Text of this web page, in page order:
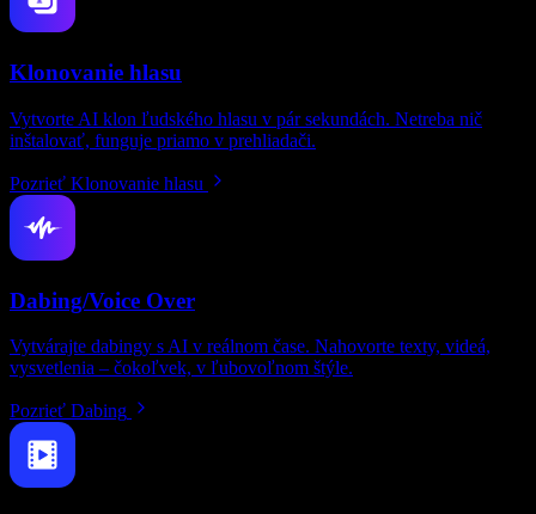
Klonovanie hlasu
Vytvorte AI klon ľudského hlasu v pár sekundách. Netreba nič
inštalovať, funguje priamo v prehliadači.
Pozrieť Klonovanie hlasu
Dabing/Voice Over
Vytvárajte dabingy s AI v reálnom čase. Nahovorte texty, videá,
vysvetlenia – čokoľvek, v ľubovoľnom štýle.
Pozrieť Dabing